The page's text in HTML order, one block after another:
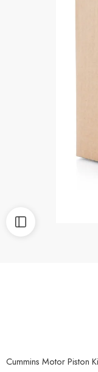
Cummins Motor Piston